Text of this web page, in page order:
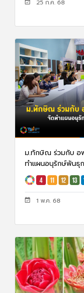
25 ก.ค. 68
ม.ทักษิณ ร่วมกับ อพ
ทำแผนอนุรักษ์พันธุ
1 พ.ค. 68